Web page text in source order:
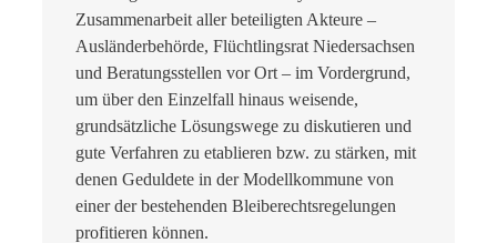
Zusammenarbeit aller beteiligten Akteure –
Ausländerbehörde, Flüchtlingsrat Niedersachsen
und Beratungsstellen vor Ort – im Vordergrund,
um über den Einzelfall hinaus weisende,
grundsätzliche Lösungswege zu diskutieren und
gute Verfahren zu etablieren bzw. zu stärken, mit
denen Geduldete in der Modellkommune von
einer der bestehenden Bleiberechtsregelungen
profitieren können.